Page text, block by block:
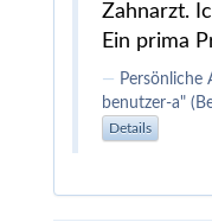
Zahnarzt.
Ein prima
Persönliche
benutzer-a"
Details